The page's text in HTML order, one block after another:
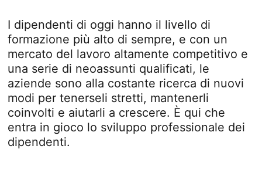
I dipendenti di oggi hanno il livello di
formazione più alto di sempre, e con un
mercato del lavoro altamente competitivo e
una serie di neoassunti qualificati, le
aziende sono alla costante ricerca di nuovi
modi per tenerseli stretti, mantenerli
coinvolti e aiutarli a crescere. È qui che
entra in gioco lo sviluppo professionale dei
dipendenti.